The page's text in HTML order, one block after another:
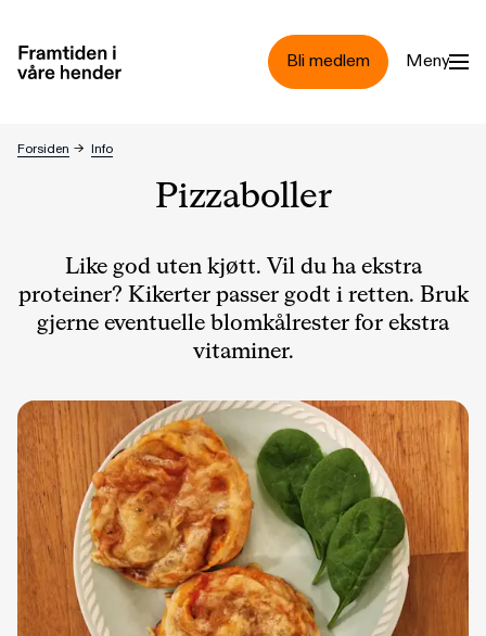
Bli medlem Meny
Forsiden → Info
Pizzaboller
Pizzaboller
Like god uten kjøtt. Vil du ha ekstra
proteiner? Kikerter passer godt i retten. Bruk
gjerne eventuelle blomkålrester for ekstra
vitaminer.